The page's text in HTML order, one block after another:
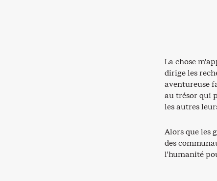
La chose
dirige les
aventureuse
au trésor qui
les autres
Alors que les
des
l’humanité